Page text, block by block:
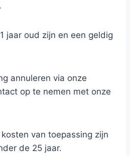
jaar oud zijn en een geldig
annuleren via onze
op te nemen met onze
van toepassing zijn
de 25 jaar.